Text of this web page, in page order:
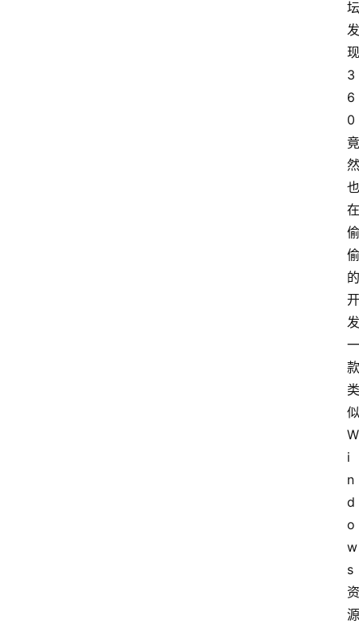
坛
发
现
3
6
0
竟
然
也
在
偷
偷
的
开
发
一
款
类
似
W
i
n
d
o
w
s
资
源